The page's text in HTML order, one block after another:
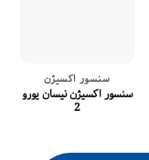
سنسور اکسیژن
سنسور اکسیژن نیسان یورو
2